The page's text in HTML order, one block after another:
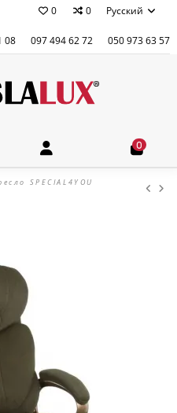
0 0 Русский
08 097 494 62 72 050 973 63 57
0
SPECIAL4YOU